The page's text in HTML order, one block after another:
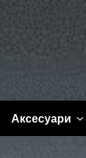
Аксесуари